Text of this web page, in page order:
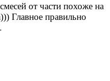
от части похоже на
Главное правильно